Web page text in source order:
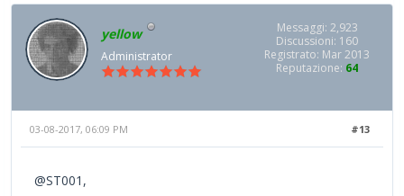
yellow
Administrator
Messaggi: 2,923
Discussioni: 160
Registrato: Mar 2013
Reputazione: 64
#13
03-08-2017, 06:09 PM
@ST001,